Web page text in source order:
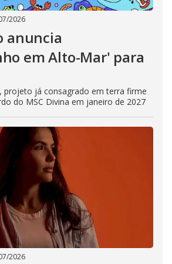
2026
anuncia
em Alto-Mar' para
projeto já consagrado em terra firme
do MSC Divina em janeiro de 2027
2026